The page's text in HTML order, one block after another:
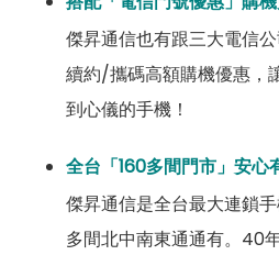
傑昇通信也有跟三大電信
續約/攜碼高額購機優惠，
到心儀的手機！
全台「160多間門市」安心
傑昇通信是全台最大連鎖
多間北中南東通通有。40